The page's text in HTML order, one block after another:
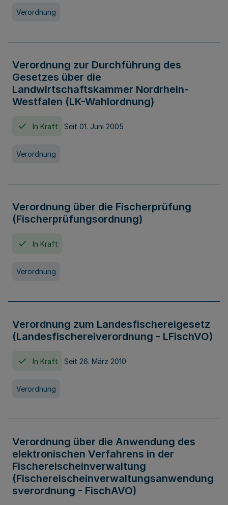
Verordnung
Verordnung zur Durchführung des
Gesetzes über die
Landwirtschaftskammer Nordrhein-
Westfalen (LK-Wahlordnung)
In Kraft Seit 01. Juni 2005
Verordnung
Verordnung über die Fischerprüfung
(Fischerprüfungsordnung)
In Kraft
Verordnung
Verordnung zum Landesfischereigesetz
(Landesfischereiverordnung - LFischVO)
In Kraft Seit 26. März 2010
Verordnung
Verordnung über die Anwendung des
elektronischen Verfahrens in der
Fischereischeinverwaltung
(Fischereischeinverwaltungsanwendung
sverordnung - FischAVO)